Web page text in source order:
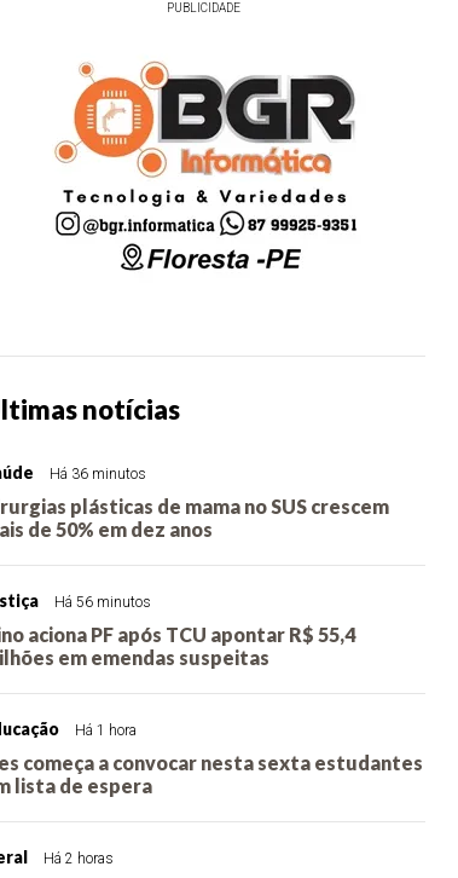
PUBLICIDADE
notícias
Há 36 minutos
plásticas de mama no SUS crescem
de 50% em dez anos
Há 56 minutos
aciona PF após TCU apontar R$ 55,4
em emendas suspeitas
Há 1 hora
começa a convocar nesta sexta estudantes
lista de espera
Há 2 horas